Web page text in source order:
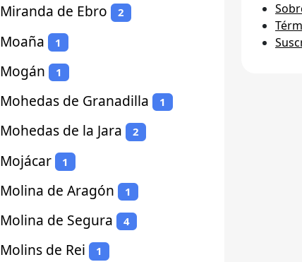
Miranda de Ebro 2
Moaña 1
Mogán 1
Mohedas de Granadilla 1
Mohedas de la Jara 2
Mojácar 1
Molina de Aragón 1
Molina de Segura 4
Molins de Rei 1